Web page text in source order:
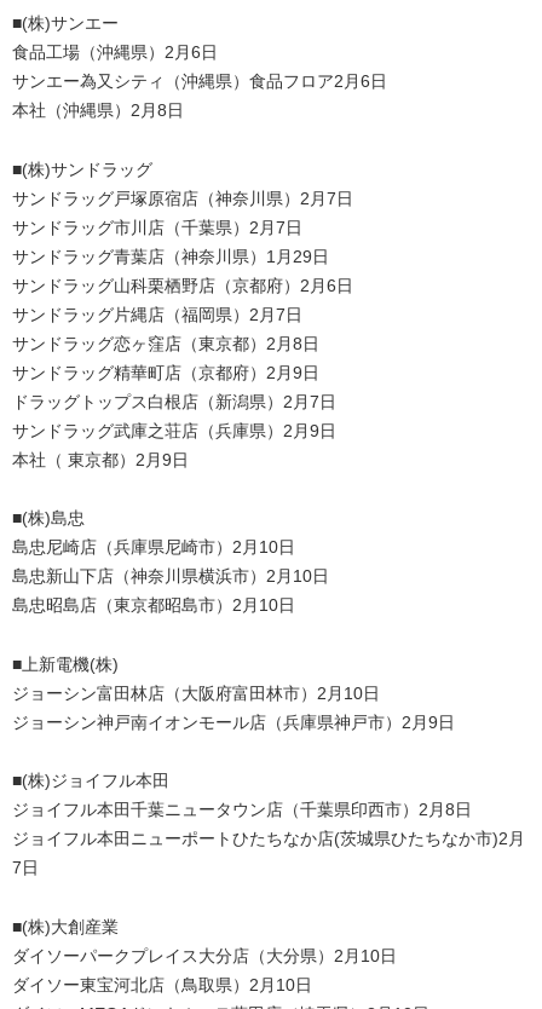
■(株)サンエー
⾷品⼯場（沖縄県）2月6日
サンエー為⼜シティ（沖縄県）⾷品フロア2月6日
本社（沖縄県）2月8日
■(株)サンドラッグ
サンドラッグ戸塚原宿店（神奈川県）2月7日
サンドラッグ市川店（千葉県）2月7日
サンドラッグ青葉店（神奈川県）1月29日
サンドラッグ山科栗栖野店（京都府）2月6日
サンドラッグ片縄店（福岡県）2月7日
サンドラッグ恋ヶ窪店（東京都）2月8日
サンドラッグ精華町店（京都府）2月9日
ドラッグトップス白根店（新潟県）2月7日
サンドラッグ武庫之荘店（兵庫県）2月9日
本社（ 東京都）2月9日
■(株)島忠
島忠尼崎店（兵庫県尼崎市）2月10日
島忠新山下店（神奈川県横浜市）2月10日
島忠昭島店（東京都昭島市）2月10日
■上新電機(株)
ジョーシン富田林店（大阪府富田林市）2月10日
ジョーシン神戸南イオンモール店（兵庫県神戸市）2月9日
■(株)ジョイフル本田
ジョイフル本田千葉ニュータウン店（千葉県印西市）2月8日
ジョイフル本田ニューポートひたちなか店(茨城県ひたちなか市)2月
7日
■(株)大創産業
ダイソーパークプレイス大分店（大分県）2月10日
ダイソー東宝河北店（鳥取県）2月10日